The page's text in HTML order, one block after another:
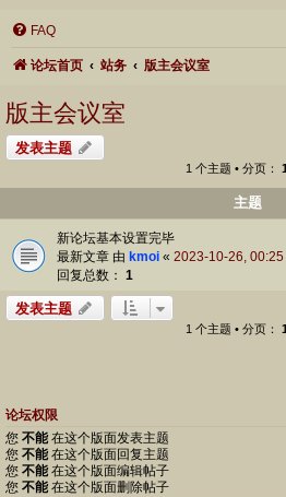
FAQ
论坛首页 站务 版主会议室
版主会议室
发表主题
1 个主题 • 分页： 1
主题
新论坛基本设置完毕
最新文章 由 kmoi « 2023-10-26, 00:25
回复总数： 1
发表主题
1 个主题 • 分页： 1
论坛权限
您 不能在这个版面发表主题
您 不能在这个版面回复主题
您 不能在这个版面编辑帖子
您 不能在这个版面删除帖子